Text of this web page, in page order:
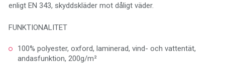
enligt EN 343, skyddskläder mot dåligt väder.
FUNKTIONALITET
100% polyester, oxford, laminerad, vind- och vattentät,
andasfunktion, 200g/m²